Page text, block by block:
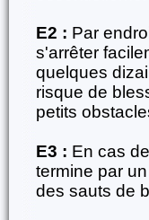
E2 : Par
s'arrêter
quelques
risque de
petits
E3 : En cas
termine par
des sauts de